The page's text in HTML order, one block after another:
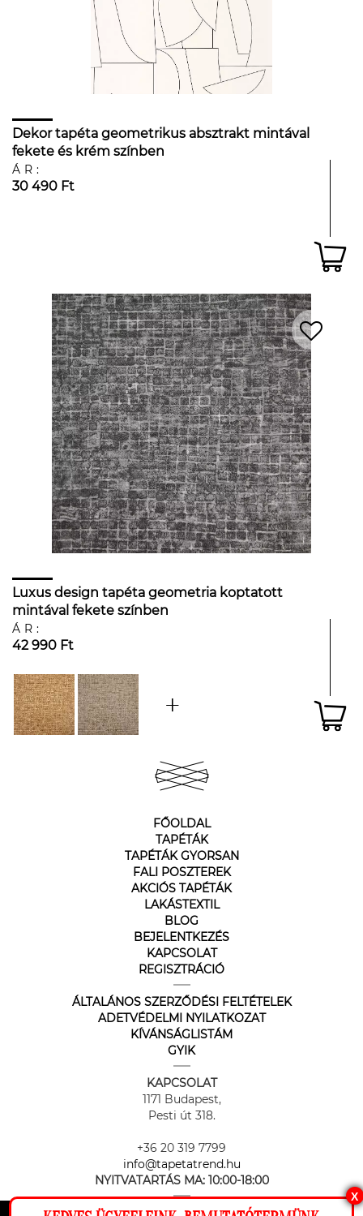
Dekor tapéta geometrikus absztrakt mintával
fekete és krém színben
ÁR:
30 490 Ft
Luxus design tapéta geometria koptatott
mintával fekete színben
ÁR:
42 990 Ft
FŐOLDAL
TAPÉTÁK
TAPÉTÁK GYORSAN
FALI POSZTEREK
AKCIÓS TAPÉTÁK
LAKÁSTEXTIL
BLOG
BEJELENTKEZÉS
KAPCSOLAT
REGISZTRÁCIÓ
ÁLTALÁNOS SZERZŐDÉSI FELTÉTELEK
ADETVÉDELMI NYILATKOZAT
KÍVÁNSÁGLISTÁM
GYIK
KAPCSOLAT
1171 Budapest,
Pesti út 318.
+36 20 319 7799
info@tapetatrend.hu
NYITVATARTÁS MA: 10:00-18:00
X